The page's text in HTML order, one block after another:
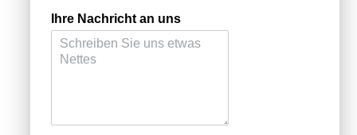
Ihre Nachricht an uns